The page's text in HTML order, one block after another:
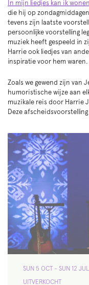
In mijn liedjes kan ik wonen
die hij op
tevens zijn laatste
persoonlijke voorstelling
muziek heeft gespeeld in
Harrie ook liedjes van
inspiratie voor hem waren.
Zoals we gewend zijn van
humoristische wijze aan
muzikale reis door Harrie
Deze
UITVERKOCHT
SUN 5 OCT - SUN 12 JUL